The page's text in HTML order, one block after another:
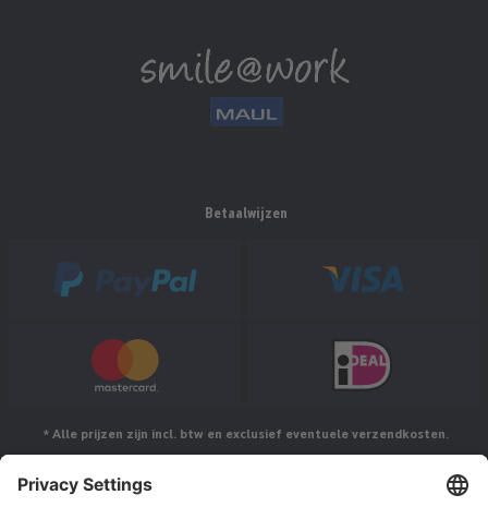
Betaalwijzen
* Alle prijzen zijn incl. btw en exclusief eventuele verzendkosten.